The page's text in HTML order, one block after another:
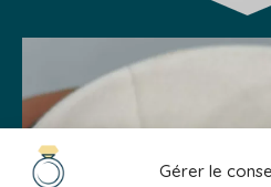
Gérer le